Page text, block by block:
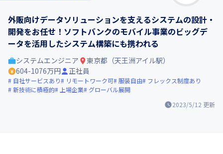
外販向けデータソリューションを支えるシステムの設計・
開発をお任せ！ソフトバンクのモバイル事業のビッグデ
ータを活用したシステム構築にも携われる
2023/5/12 更新
システムエンジニア
東京都（天王洲アイル駅）
604-1076万円
正社員
自社サービスあり リモートワーク可 服装自由
フレックス制度あり
新技術に積極的
上場企業 グローバル展開